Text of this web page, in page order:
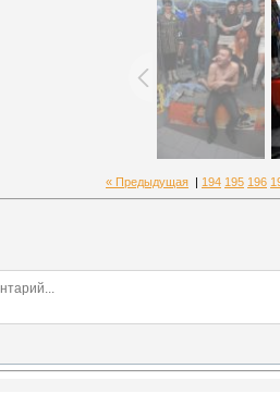
« Предыдущая 194 195 196